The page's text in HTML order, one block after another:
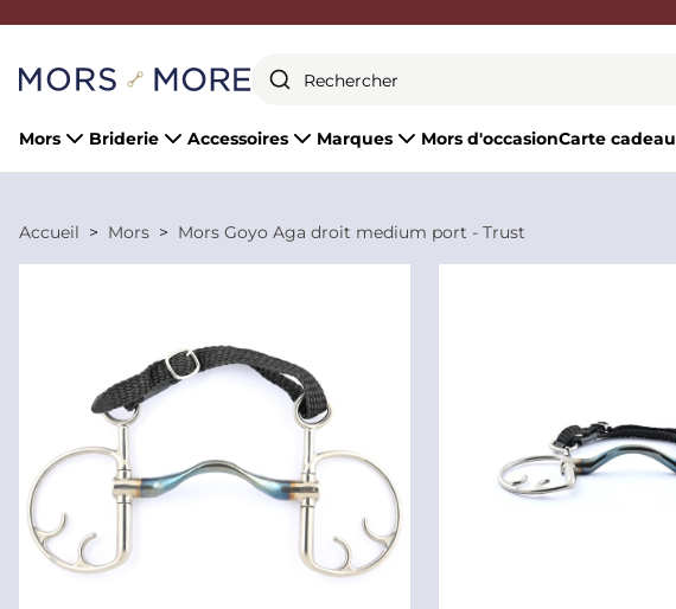
Mors Briderie Accessoires Marques Mors d'occasionCarte cadeau
Accueil Mors Mors Goyo Aga droit medium port - Trust